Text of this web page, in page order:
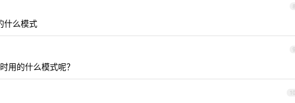
8
什么模式
9
用的什么模式呢？
10